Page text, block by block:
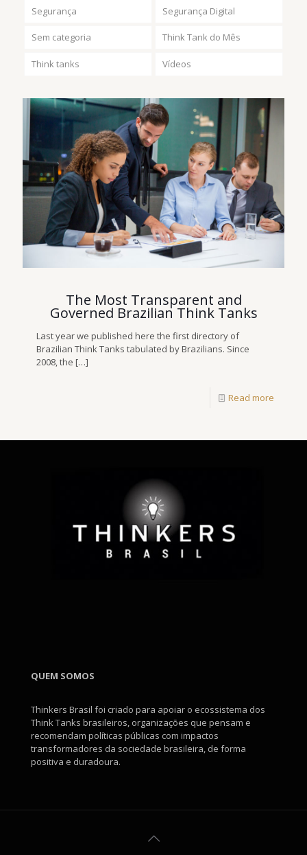
Segurança Segurança Digital
Sem categoria Think Tank do Mês
Think tanks Vídeos
The Most Transparent and
Governed Brazilian Think Tanks
Last year we published here the first directory of
Brazilian Think Tanks tabulated by Brazilians. Since
2008, the […]
Read more
QUEM SOMOS
Thinkers Brasil foi criado para apoiar o ecossistema dos
Think Tanks brasileiros, organizações que pensam e
recomendam políticas públicas com impactos
transformadores da sociedade brasileira, de forma
positiva e duradoura.